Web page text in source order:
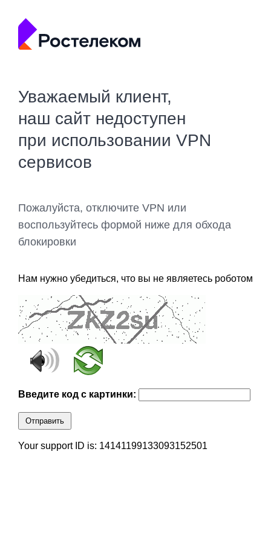
Уважаемый клиент,
наш сайт недоступен
при использовании VPN
сервисов
Пожалуйста, отключите VPN или
воспользуйтесь формой ниже для обхода
блокировки
Нам нужно убедиться, что вы не являетесь роботом
Введите код с картинки:
Отправить
Your support ID is: 14141199133093152501